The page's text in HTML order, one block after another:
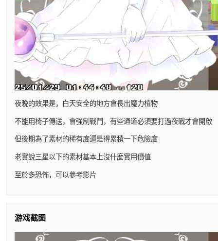
夜晚的效果是，白天安全的地方會長出魔力植物
不能用椅子傳送，會強制戰鬥，有些通道必須要打過夜戰才會開啟
但後期為了素材的稀有度還是得累積一下危險度
老實說三星以下的素材基本上沒什麼實用價值
至於多恐怖，可以參考影片
游戏截图